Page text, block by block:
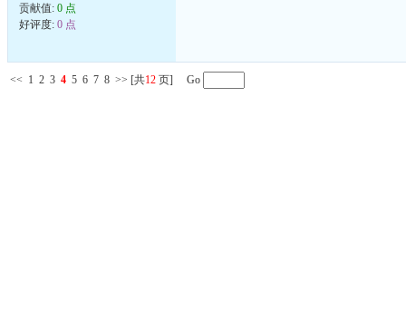
贡献值: 0 点
好评度: 0 点
<< 1 2 3 4 5 6 7 8 >> [共12 页] Go